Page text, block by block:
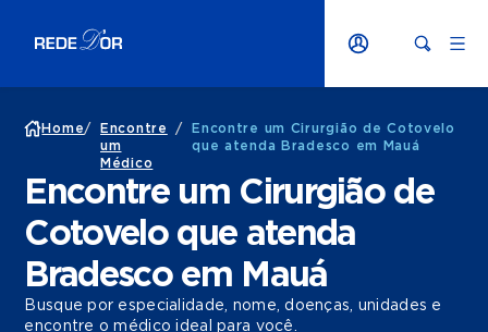
Home/
Encontre
um
Médico
/
Encontre um Cirurgião de Cotovelo
que atenda Bradesco em Mauá
Encontre um Cirurgião de
Cotovelo que atenda
Bradesco em Mauá
Busque por especialidade, nome, doenças, unidades e
encontre o médico ideal para você.